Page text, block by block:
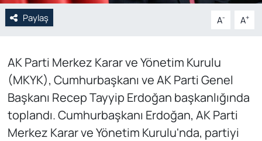
Paylaş A- A+
AK Parti Merkez Karar ve Yönetim Kurulu
(MKYK), Cumhurbaşkanı ve AK Parti Genel
Başkanı Recep Tayyip Erdoğan başkanlığında
toplandı. Cumhurbaşkanı Erdoğan, AK Parti
Merkez Karar ve Yönetim Kurulu'nda, partiyi
Yerel